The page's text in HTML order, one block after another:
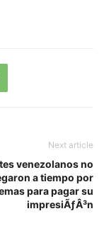
Next article
venezolanos no
a tiempo por
para pagar su
impresiÃƒÂ³n